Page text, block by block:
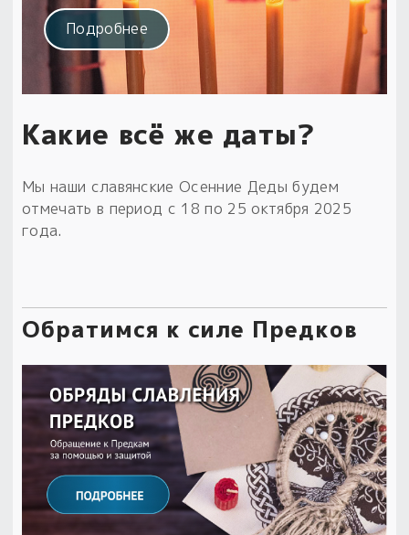
Подробнее
Какие всё же даты?
Мы наши славянские Осенние Деды будем
отмечать в период с 18 по 25 октября 2025
года.
Обратимся к силе Предков